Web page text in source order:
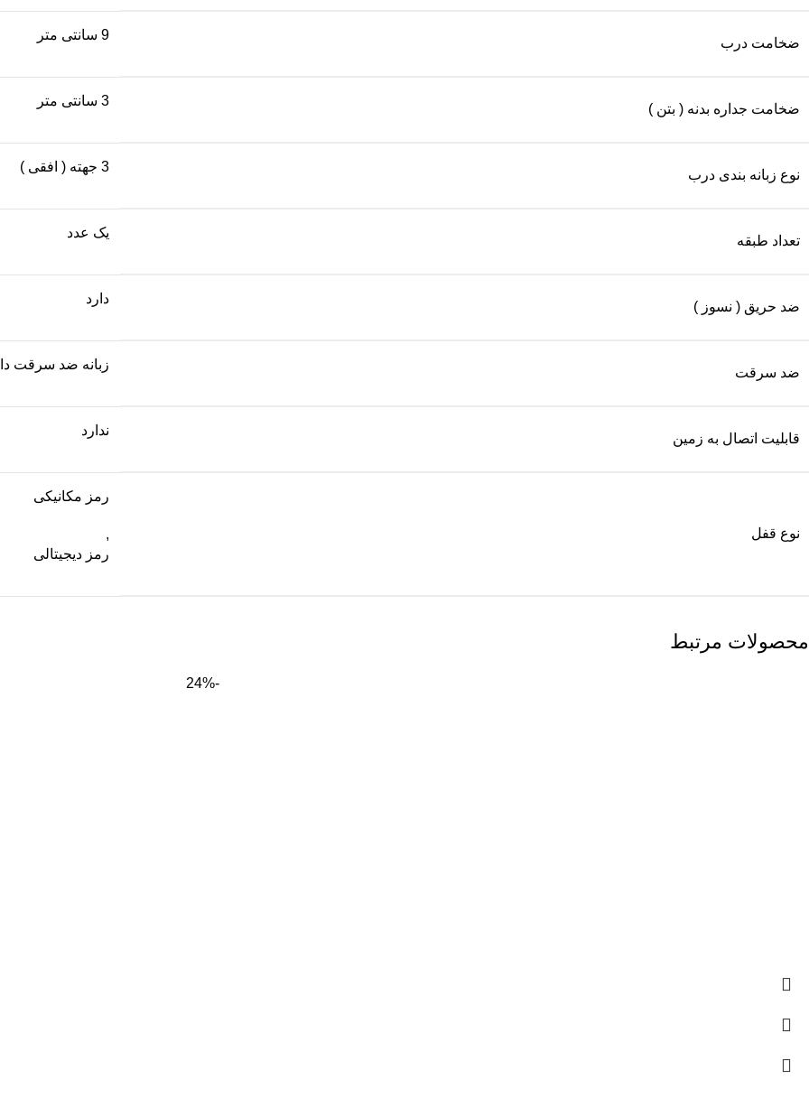
ضخامت درب
9 سانتی متر
ضخامت جداره بدنه ( بتن )
3 سانتی متر
نوع زبانه بندی درب
3 جهته ( افقی )
تعداد طبقه
یک عدد
ضد حریق ( نسوز )
دارد
ضد سرقت
زبانه ضد سرقت
قابلیت اتصال به زمین
ندارد
نوع قفل
رمز مکانیکی
,
رمز دیجیتالی
محصولات مرتبط
-24%